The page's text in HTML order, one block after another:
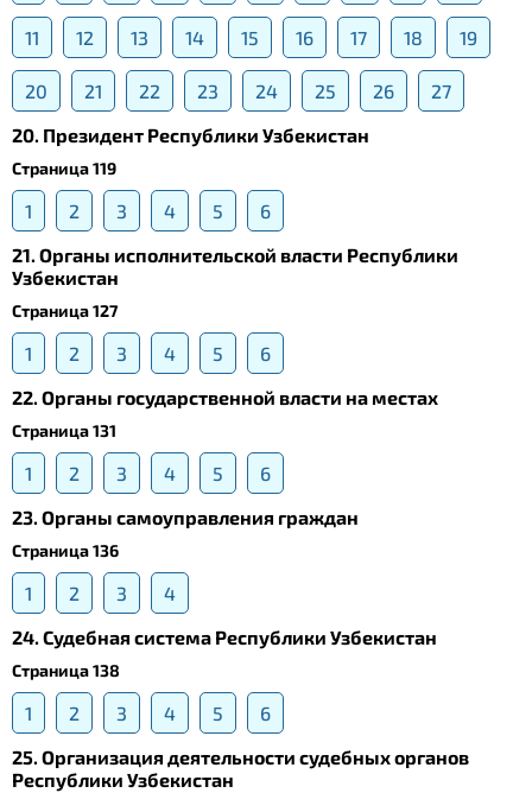
11 12 13 14 15 16 17 18 19
20 21 22 23 24 25 26
27
20. Президент Республики Узбекистан
Страница 119
1 2 3 4 5
6
21. Органы исполнительской власти Республики
Узбекистан
Страница 127
1 2 3 4 5
6
22. Органы государственной власти на местах
Страница 131
1 2 3 4 5
6
23. Органы самоуправления граждан
Страница 136
1 2 3
4
24. Судебная система Республики Узбекистан
Страница 138
1 2 3 4 5
6
25. Организация деятельности судебных органов
Республики Узбекистан